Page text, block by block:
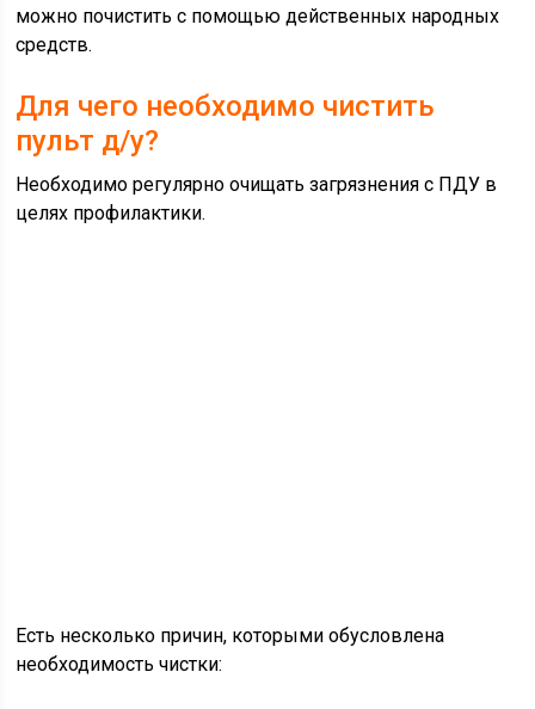
можно почистить с помощью действенных народных
средств.
Для чего необходимо чистить
пульт д/у?
Необходимо регулярно очищать загрязнения с ПДУ в
целях профилактики.
Есть несколько причин, которыми обусловлена
необходимость чистки: